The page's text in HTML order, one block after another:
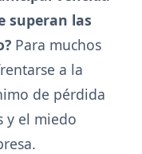
superan las
Para muchos
a la
de pérdida
y el miedo